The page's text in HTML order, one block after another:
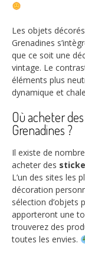
Les objets
Grenadines
que ce soit une
vintage. Le
éléments plus
dynamique et
Où acheter
Grenadines ?
Il existe de
acheter des
L’un des sites les
décoration
sélection d’objets
apporteront une
trouverez des
toutes les envies.